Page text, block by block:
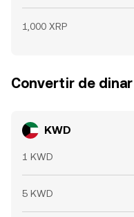
1,000 XRP
Convertir de
KWD
1 KWD
5 KWD